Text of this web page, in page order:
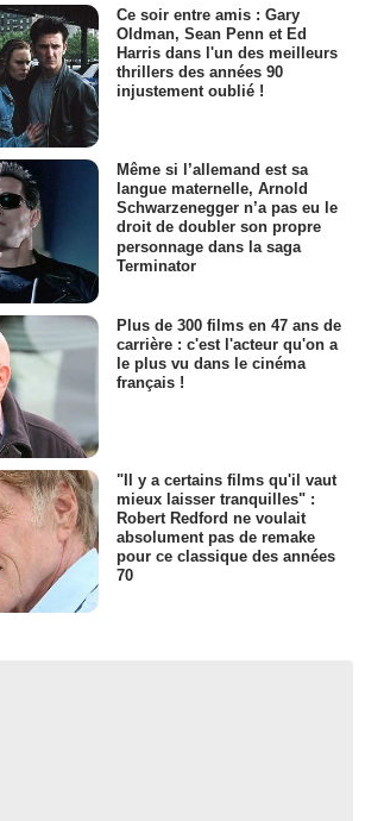
Ce soir entre amis : Gary
Oldman, Sean Penn et Ed
Harris dans l'un des meilleurs
thrillers des années 90
injustement oublié !
Même si l’allemand est sa
langue maternelle, Arnold
Schwarzenegger n’a pas eu le
droit de doubler son propre
personnage dans la saga
Terminator
Plus de 300 films en 47 ans de
carrière : c'est l'acteur qu'on a
le plus vu dans le cinéma
français !
"Il y a certains films qu'il vaut
mieux laisser tranquilles" :
Robert Redford ne voulait
absolument pas de remake
pour ce classique des années
70